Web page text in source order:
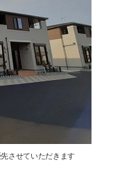
させていただきます